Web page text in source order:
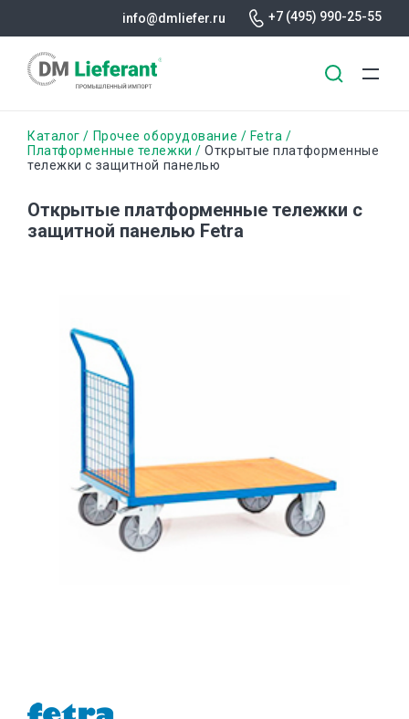
основному
info@dmliefer.ru +7 (495) 990-25-55
Строка
навигации
Каталог Прочее оборудование
Fetra
Платформенные тележки
Открытые платформенные
тележки с защитной панелью
Открытые платформенные тележки с
защитной панелью Fetra